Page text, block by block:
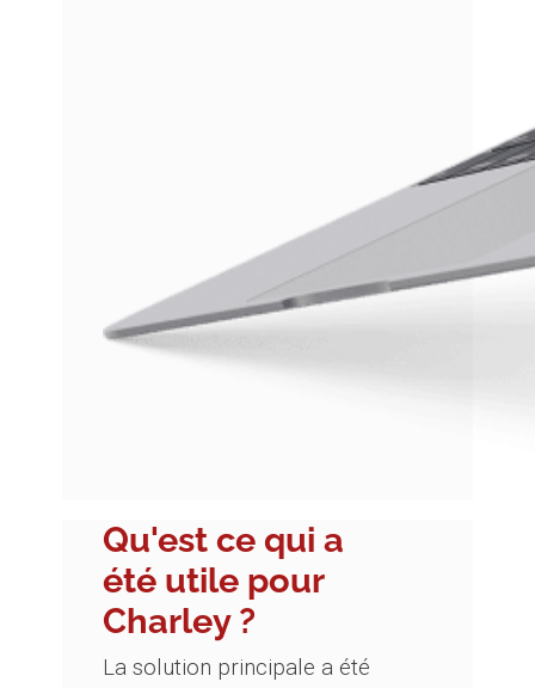
Qu'est ce qui a
été utile pour
Charley ?
La solution principale a été